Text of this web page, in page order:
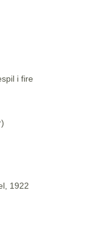
i fire
1922